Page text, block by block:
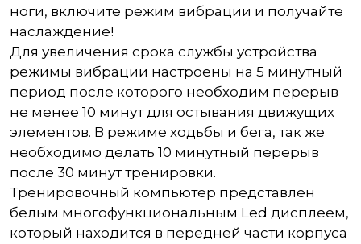
ноги, включите режим вибрации и получайте
наслаждение!
Для увеличения срока службы устройства
режимы вибрации настроены на 5 минутный
период после которого необходим перерыв
не менее 10 минут для остывания движущих
элементов. В режиме ходьбы и бега, так же
необходимо делать 10 минутный перерыв
после 30 минут тренировки.
Тренировочный компьютер представлен
белым многофункциональным Led дисплеем,
который находится в передней части корпуса